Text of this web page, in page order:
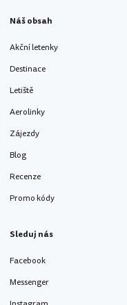
Náš obsah
Akční letenky
Destinace
Letiště
Aerolinky
Zájezdy
Blog
Recenze
Promo kódy
Sleduj nás
Facebook
Messenger